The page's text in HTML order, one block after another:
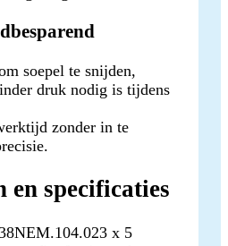
soepel te snijden,
druk nodig is tijdens
zonder in te
en specificaties
x 5